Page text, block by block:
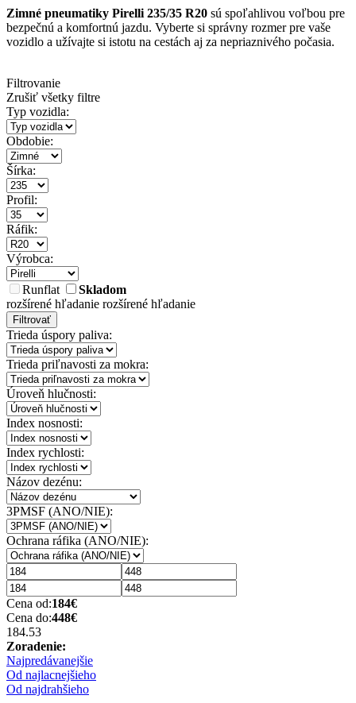
Zimné pneumatiky Pirelli 235/35 R20 sú spoľahlivou voľbou pre
bezpečnú a komfortnú jazdu. Vyberte si správny rozmer pre vaše
vozidlo a užívajte si istotu na cestách aj za nepriaznivého počasia.
Filtrovanie
Zrušiť všetky filtre
Typ vozidla:
Obdobie:
Šírka:
Profil:
Ráfik:
Výrobca:
Runflat
Skladom
rozšírené hľadanie rozšírené hľadanie
Filtrovať
Trieda úspory paliva:
Trieda priľnavosti za mokra:
Úroveň hlučnosti:
Index nosnosti:
Index rychlosti:
Názov dezénu:
3PMSF (ANO/NIE):
Ochrana ráfika (ANO/NIE):
Cena od:184€
Cena do:448€
184.53
Zoradenie:
Najpredávanejšie
Od najlacnejšieho
Od najdrahšieho